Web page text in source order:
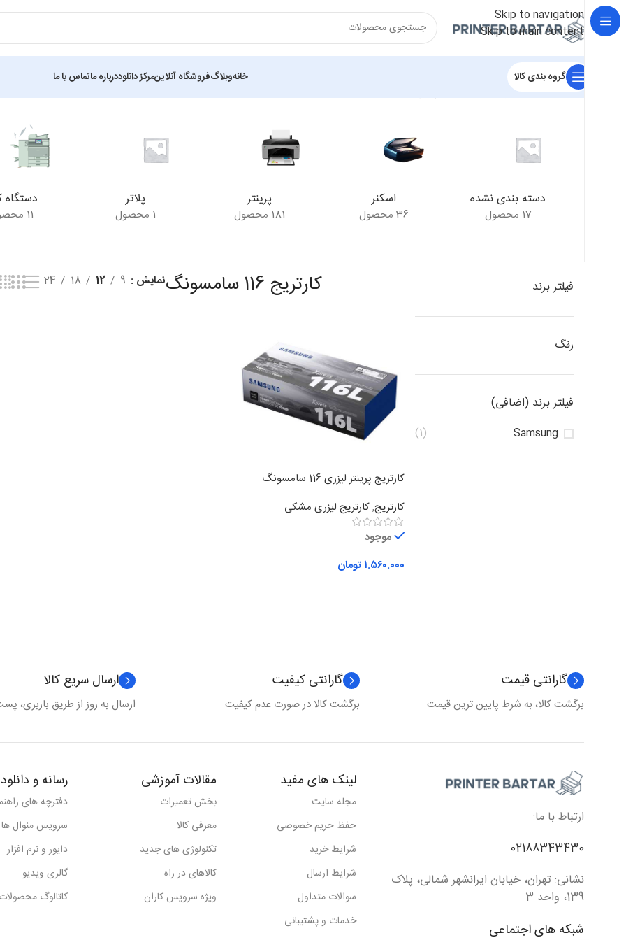
Skip to navigation
Skip to main content
گروه بندی کالا خانهوبلاگفروشگاه آنلاینمرکز دانلوددرباره ماتماس با ما
خانه/محصولات برچسب خورده “کارتریج 116 سامسونگ”
دسته بندی نشده
17 محصول
اسکنر
36 محصول
پرینتر
181 محصول
پلاتر
1 محصول
دستگاه
11 محصول
فیلتر برند
رنگ
فیلتر برند (اضافی)
Samsung
(1)
کارتریج 116 سامسونگ نمایش 9
12
18
24
کارتریج پرینتر لیزری 116 سامسونگ
کارتریج,کارتریج لیزری مشکی
موجود
۱.۵۶۰.۰۰۰ تومان
گارانتی قیمت
برگشت کالا، به شرط پایین ترین قیمت
گارانتی کیفیت
برگشت کالا در صورت عدم کیفیت
ارسال سریع کالا
ارسال به روز از طریق باربری،
ارتباط با ما:
02188343430
نشانی: تهران، خیابان ایرانشهر شمالی، پلاک
139، واحد 3
شبکه های اجتماعی
لینک های مفید
مجله سایت
حفظ حریم خصوصی
شرایط خرید
شرایط ارسال
سوالات متداول
خدمات و پشتیبانی
مقالات آموزشی
بخش تعمیرات
معرفی کالا
تکنولوژی های جدید
کالاهای در راه
ویژه سرویس کاران
رسانه و دانلود
دفترچه های
سرویس منوال ها
دایور و نرم افزار
گالری ویدیو
کاتالوگ